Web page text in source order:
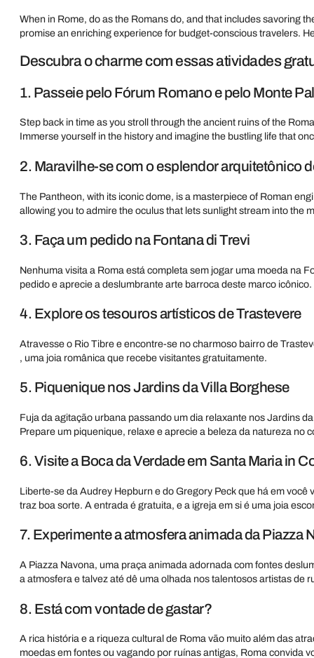
When in Rome, do as the Romans do, and that includes savoring
promise an enriching experience for budget-conscious travelers.
Descubra o charme com essas atividades
1. Passeie pelo Fórum Romano e pelo Monte
Step back in time as you stroll through the ancient ruins of the
Immerse yourself in the history and imagine the bustling life that
2. Maravilhe-se com o esplendor arquitetônico
The Pantheon, with its iconic dome, is a masterpiece of Roman
allowing you to admire the oculus that lets sunlight stream into the
3. Faça um pedido na Fontana di Trevi
Nenhuma visita a Roma está completa sem jogar uma moeda na
pedido e aprecie a deslumbrante arte barroca deste marco icônico.
4. Explore os tesouros artísticos de Trastevere
Atravesse o Rio Tibre e encontre-se no charmoso bairro de
, uma joia românica que recebe visitantes gratuitamente.
5. Piquenique nos Jardins da Villa Borghese
Fuja da agitação urbana passando um dia relaxante nos Jardins
Prepare um piquenique, relaxe e aprecie a beleza da natureza no
6. Visite a Boca da Verdade em Santa Maria in
Liberte-se da Audrey Hepburn e do Gregory Peck que há em
traz boa sorte. A entrada é gratuita, e a igreja em si é uma joia
7. Experimente a atmosfera animada da Piazza
A Piazza Navona, uma praça animada adornada com fontes
a atmosfera e talvez até dê uma olhada nos talentosos artistas de
8. Está com vontade de gastar?
A rica história e a riqueza cultural de Roma vão muito além das
moedas em fontes ou vagando por ruínas antigas, Roma convida